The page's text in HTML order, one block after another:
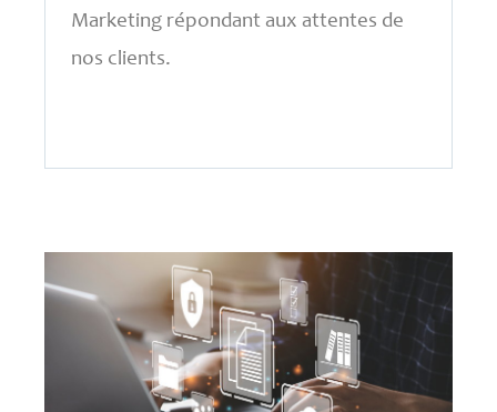
Marketing répondant aux attentes de
nos clients.